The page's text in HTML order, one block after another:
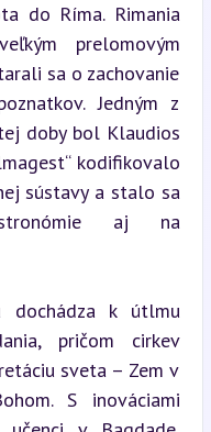
do Ríma. Rimania
prelomovým
sa o zachovanie
Jedným z
doby bol Klaudios
kodifikovalo
sústavy a stalo sa
aj na
dochádza k útlmu
pričom cirkev
sveta – Zem v
S inováciami